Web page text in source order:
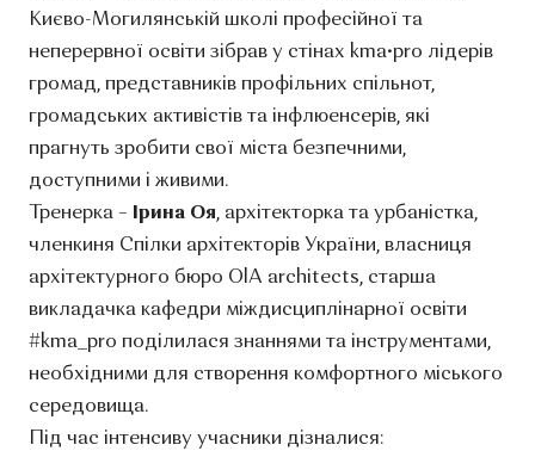
Києво-Могилянській школі професійної та
неперервної освіти зібрав у стінах kma•pro лідерів
громад, представників профільних спільнот,
громадських активістів та інфлюенсерів, які
прагнуть зробити свої міста безпечними,
доступними і живими.
Тренерка –
Ірина Оя, архітекторка та урбаністка,
членкиня Спілки архітекторів України, власниця
архітектурного бюро OlA architects, старша
викладачка кафедри міждисциплінарної освіти
#kma_pro поділилася знаннями та інструментами,
необхідними для створення комфортного міського
середовища.
Під час інтенсиву учасники дізналися: